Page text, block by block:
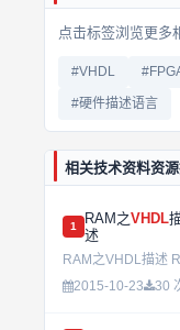
点击标签浏览更多
#VHDL
#硬件描述语言
相关技术资料资
1 RAM之VHDL
述
RAM之VHDL描述
2015-10-23
30